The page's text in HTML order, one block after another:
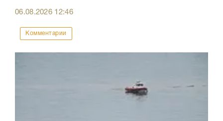
06.08.2026 12:46
Комментарии